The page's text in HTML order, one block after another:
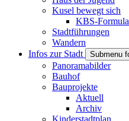
Kusel bewegt sich
KBS-
Stadtführungen
Wandern
Infos zur Stadt
Submenu
Panoramabilder
Bauhof
Bauprojekte
Aktuell
Archiv
Kinderstadtplan